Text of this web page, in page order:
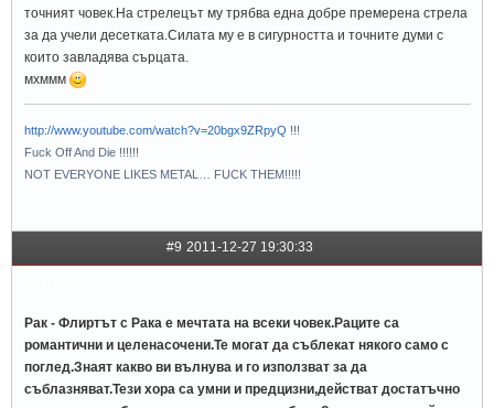
точният човек.На стрелецът му трябва една добре премерена стрела
за да учели десетката.Силата му е в сигурността и точните думи с
които завладява сърцата.
мхммм
http://www.youtube.com/watch?v=20bgx9ZRpyQ !!!
Fuck Off And Die !!!!!!
NOT EVERYONE LIKES METAL… FUCK THEM!!!!!
#9 2011-12-27 19:30:33
Рак - Флиртът с Рака е мечтата на всеки човек.Раците са
романтични и целенасочени.Те могат да съблекат някого само с
поглед.Знаят какво ви вълнува и го използват за да
съблазняват.Тези хора са умни и предцизни,действат достатъчно